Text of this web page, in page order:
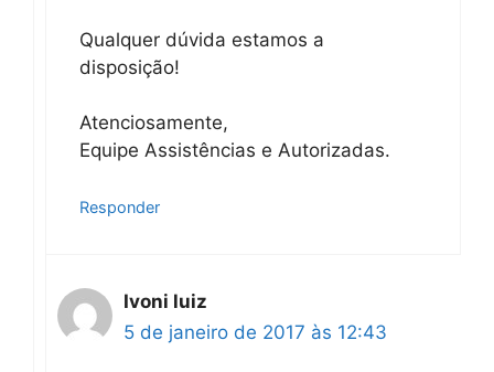
Qualquer dúvida estamos a
disposição!
Atenciosamente,
Equipe Assistências e Autorizadas.
Responder
Ivoni luiz
5 de janeiro de 2017 às 12:43